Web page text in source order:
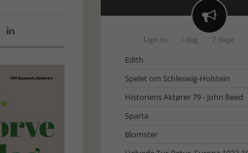


Lige nu I dag 7 dage
Edith
Spelet om Schleswig-Holstein
Historiens Aktører 79 - John Reed
Sparta
Blomster